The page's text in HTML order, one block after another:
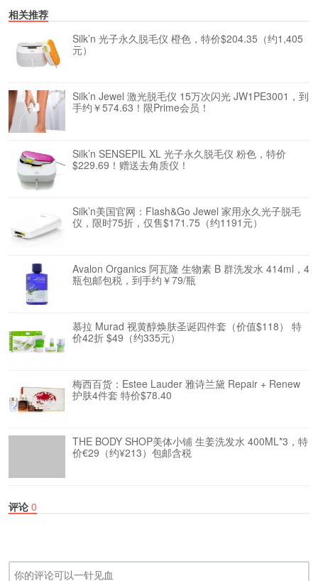
相关推荐
Silk’n 光子永久脱毛仪 橙色，特价$204.35（约1,405
元）
Silk’n Jewel 激光脱毛仪 15万次闪光 JW1PE3001，到
手约￥574.63！限Prime会员！
Silk’n SENSEPIL XL 光子永久脱毛仪 粉色，特价
$229.69！赠送去角质仪！
Silk’n美国官网：Flash&Go Jewel 家用永久光子脱毛
仪，限时75折，仅售$171.75（约1191元）
Avalon Organics 阿瓦隆 生物素 B 群洗发水 414ml，4
瓶包邮包税，到手约￥79/瓶
慕拉 Murad 视黄醇焕肤圣诞四件套（价值$118） 特
价42折 $49（约335元）
梅西百货：Estee Lauder 雅诗兰黛 Repair + Renew
护肤4件套 特价$78.40
THE BODY SHOP美体小铺 生姜洗发水 400ML*3，特
价€29（约¥213）包邮含税
评论 0